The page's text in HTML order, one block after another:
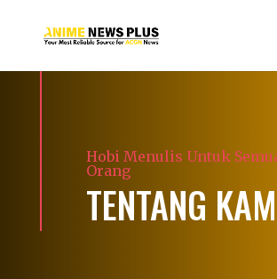
Hobi Menulis Untuk
Orang
TENTANG